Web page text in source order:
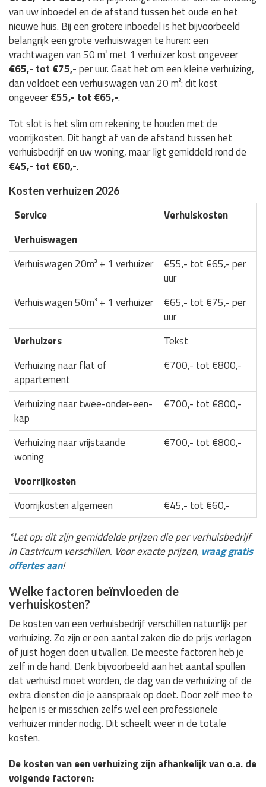
van uw inboedel en de afstand tussen het oude en het
nieuwe huis. Bij een grotere inboedel is het bijvoorbeeld
belangrijk een grote verhuiswagen te huren: een
vrachtwagen van 50 m³ met 1 verhuizer kost ongeveer
€65,- tot €75,-per uur. Gaat het om een kleine verhuizing,
dan voldoet een verhuiswagen van 20 m³: dit kost
ongeveer€55,- tot €65,-.
Tot slot is het slim om rekening te houden met de
voorrijkosten. Dit hangt af van de afstand tussen het
verhuisbedrijf en uw woning, maar ligt gemiddeld rond de
€45,- tot €60,-.
Kosten verhuizen 2026
Service
Verhuiskosten
Verhuiswagen
Verhuiswagen 20m³ + 1 verhuizer
€55,- tot €65,- per
uur
Verhuiswagen 50m³ + 1 verhuizer
€65,- tot €75,- per
uur
Verhuizers
Tekst
Verhuizing naar flat of
appartement
€700,- tot €800,-
Verhuizing naar twee-onder-een-
kap
€700,- tot €800,-
Verhuizing naar vrijstaande
woning
€700,- tot €800,-
Voorrijkosten
Voorrijkosten algemeen
€45,- tot €60,-
*Let op: dit zijn gemiddelde prijzen die per verhuisbedrijf
in Castricum verschillen. Voor exacte prijzen, vraag gratis
offertes aan!
Welke factoren beïnvloeden de
verhuiskosten?
De kosten van een verhuisbedrijf verschillen natuurlijk per
verhuizing. Zo zijn er een aantal zaken die de prijs verlagen
of juist hogen doen uitvallen. De meeste factoren heb je
zelf in de hand. Denk bijvoorbeeld aan het aantal spullen
dat verhuisd moet worden, de dag van de verhuizing of de
extra diensten die je aanspraak op doet. Door zelf mee te
helpen is er misschien zelfs wel een professionele
verhuizer minder nodig. Dit scheelt weer in de totale
kosten.
De kosten van een verhuizing zijn afhankelijk van o.a. de
volgende factoren: